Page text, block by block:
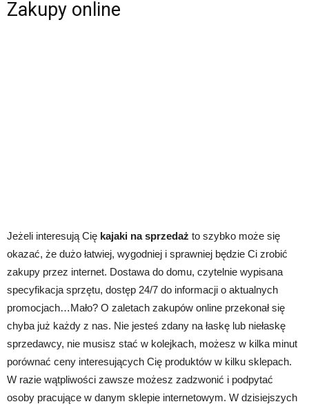
Zakupy online
Jeżeli interesują Cię kajaki na sprzedaż to szybko może się
okazać, że dużo łatwiej, wygodniej i sprawniej będzie Ci zrobić
zakupy przez internet. Dostawa do domu, czytelnie wypisana
specyfikacja sprzętu, dostęp 24/7 do informacji o aktualnych
promocjach…Mało? O zaletach zakupów online przekonał się
chyba już każdy z nas. Nie jesteś zdany na łaskę lub niełaskę
sprzedawcy, nie musisz stać w kolejkach, możesz w kilka minut
porównać ceny interesujących Cię produktów w kilku sklepach.
W razie wątpliwości zawsze możesz zadzwonić i podpytać
osoby pracujące w danym sklepie internetowym. W dzisiejszych